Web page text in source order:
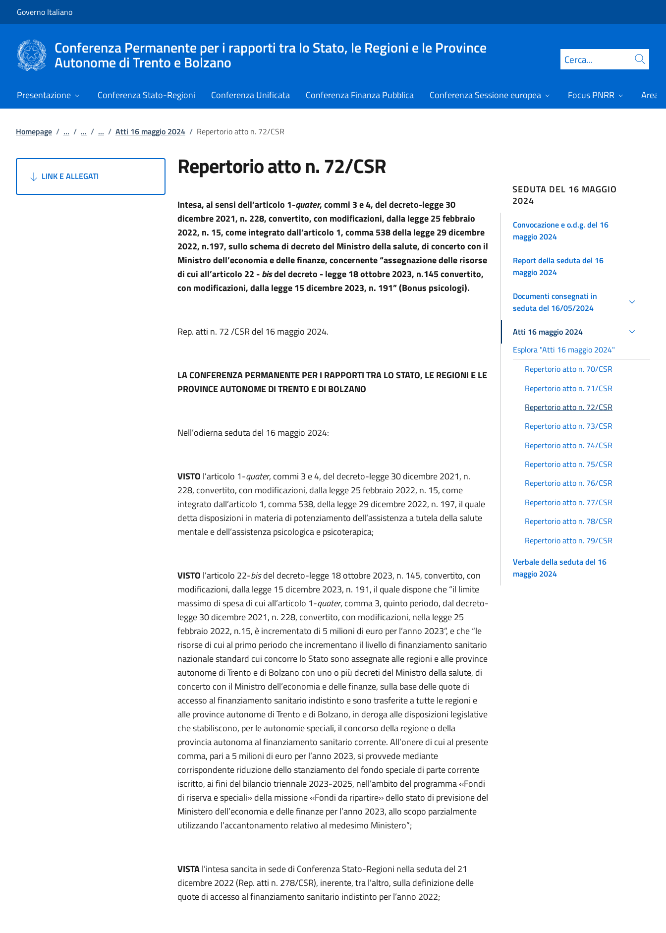
Governo Italiano
Conferenza Permanente per i rapporti tra lo Stato, le Regioni e le Province
Autonome di Trento e Bolzano Cerca
Presentazione Conferenza Stato-Regioni Conferenza Unificata Conferenza Finanza Pubblica Conferenza Sessione europea Focus PNRR Area
Homepage / ... / ... / ... / Atti 16 maggio 2024 / Repertorio atto n. 72/CSR
LINK E ALLEGATI Repertorio atto n. 72/CSR
Intesa, ai sensi dell’articolo 1-quater, commi 3 e 4, del decreto-legge 30
dicembre 2021, n. 228, convertito, con modificazioni, dalla legge 25 febbraio
2022, n. 15, come integrato dall’articolo 1, comma 538 della legge 29 dicembre
2022, n.197, sullo schema di decreto del Ministro della salute, di concerto con il
Ministro dell’economia e delle finanze, concernente “assegnazione delle risorse
di cui all’articolo 22 -bisdel decreto - legge 18 ottobre 2023, n.145 convertito,
con modificazioni, dalla legge 15 dicembre 2023, n. 191” (Bonus psicologi).
Rep. atti n. 72 /CSR del 16 maggio 2024.
LA CONFERENZA PERMANENTE PER I RAPPORTI TRA LO STATO, LE REGIONI E LE
PROVINCE AUTONOME DI TRENTO E DI BOLZANO
Nell’odierna seduta del 16 maggio 2024:
VISTO l’articolo 1-quater, commi 3 e 4, del decreto-legge 30 dicembre 2021, n.
228, convertito, con modificazioni, dalla legge 25 febbraio 2022, n. 15, come
integrato dall’articolo 1, comma 538, della legge 29 dicembre 2022, n. 197, il quale
detta disposizioni in materia di potenziamento dell’assistenza a tutela della salute
mentale e dell’assistenza psicologica e psicoterapica;
VISTO l’articolo 22-bisdel decreto-legge 18 ottobre 2023, n. 145, convertito, con
modificazioni, dalla legge 15 dicembre 2023, n. 191, il quale dispone che “il limite
massimo di spesa di cui all’articolo 1-quater, comma 3, quinto periodo, dal decreto-
legge 30 dicembre 2021, n. 228, convertito, con modificazioni, nella legge 25
febbraio 2022, n.15, è incrementato di 5 milioni di euro per l’anno 2023”, e che “le
risorse di cui al primo periodo che incrementano il livello di finanziamento sanitario
nazionale standard cui concorre lo Stato sono assegnate alle regioni e alle province
autonome di Trento e di Bolzano con uno o più decreti del Ministro della salute, di
concerto con il Ministro dell’economia e delle finanze, sulla base delle quote di
accesso al finanziamento sanitario indistinto e sono trasferite a tutte le regioni e
alle province autonome di Trento e di Bolzano, in deroga alle disposizioni legislative
che stabiliscono, per le autonomie speciali, il concorso della regione o della
provincia autonoma al finanziamento sanitario corrente. All’onere di cui al presente
comma, pari a 5 milioni di euro per l’anno 2023, si provvede mediante
corrispondente riduzione dello stanziamento del fondo speciale di parte corrente
iscritto, ai fini del bilancio triennale 2023-2025, nell’ambito del programma ‹‹Fondi
di riserva e speciali›› della missione ‹‹Fondi da ripartire›› dello stato di previsione del
Ministero dell’economia e delle finanze per l’anno 2023, allo scopo parzialmente
utilizzando l’accantonamento relativo al medesimo Ministero”;
VISTAl’intesa sancita in sede di Conferenza Stato-Regioni nella seduta del 21
dicembre 2022 (Rep. atti n. 278/CSR), inerente, tra l’altro, sulla definizione delle
quote di accesso al finanziamento sanitario indistinto per l’anno 2022;
SEDUTA DEL 16 MAGGIO
2024
Convocazione e o.d.g. del 16
maggio 2024
Report della seduta del 16
maggio 2024
Documenti consegnati in
seduta del 16/05/2024
Atti 16 maggio 2024
Esplora "Atti 16 maggio 2024"
Repertorio atto n. 70/CSR
Repertorio atto n. 71/CSR
Repertorio atto n. 72/CSR
Repertorio atto n. 73/CSR
Repertorio atto n. 74/CSR
Repertorio atto n. 75/CSR
Repertorio atto n. 76/CSR
Repertorio atto n. 77/CSR
Repertorio atto n. 78/CSR
Repertorio atto n. 79/CSR
Verbale della seduta del 16
maggio 2024